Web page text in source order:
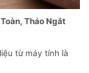
Tháo Ngắt
từ máy tính là